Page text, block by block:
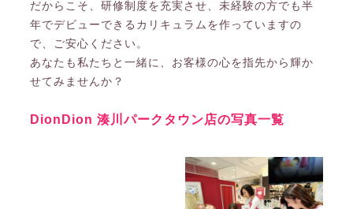
だからこそ、研修制度を充実させ、未経験の方でも半
年でデビューできるカリキュラムを作っていますの
で、ご安心ください。
あなたも私たちと一緒に、お客様の心を指先から輝か
せてみませんか？
DionDion 湊川パークタウン店の写真一覧